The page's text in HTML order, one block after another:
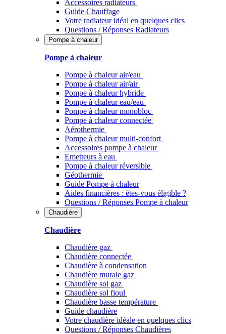
Accessoires radiateurs
Guide Chauffage
Votre radiateur idéal en quelques clics
Questions / Réponses Radiateurs
Pompe à chaleur
Pompe à chaleur
Pompe à chaleur air/eau
Pompe à chaleur air/air
Pompe à chaleur hybride
Pompe à chaleur​ eau/eau
Pompe à chaleur monobloc
Pompe à chaleur connectée
Aérothermie
Pompe à chaleur multi-confort
Accessoires pompe à chaleur
Emetteurs à eau
Pompe à chaleur réversible
Géothermie
Guide Pompe à chaleur
Aides financières : êtes-vous éligible ?
Questions / Réponses Pompe à chaleur
Chaudière
Chaudière
Chaudière gaz
Chaudière connectée
Chaudière à condensation
Chaudière murale gaz
Chaudière sol gaz
Chaudière sol fioul
Chaudière basse température
Guide chaudière
Votre chaudière idéale en quelques clics
Questions / Réponses Chaudières